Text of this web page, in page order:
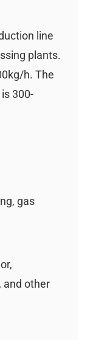
line
plants.
h. The
300-
gas
and other